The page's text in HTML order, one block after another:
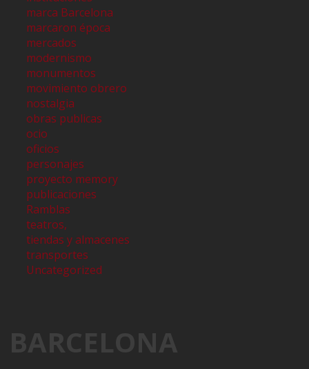
marca Barcelona
marcaron época
mercados
modernismo
monumentos
movimiento obrero
nostalgia
obras publicas
ocio
oficios
personajes
proyecto memory
publicaciones
Ramblas
teatros,
tiendas y almacenes
transportes
Uncategorized
BARCELONA